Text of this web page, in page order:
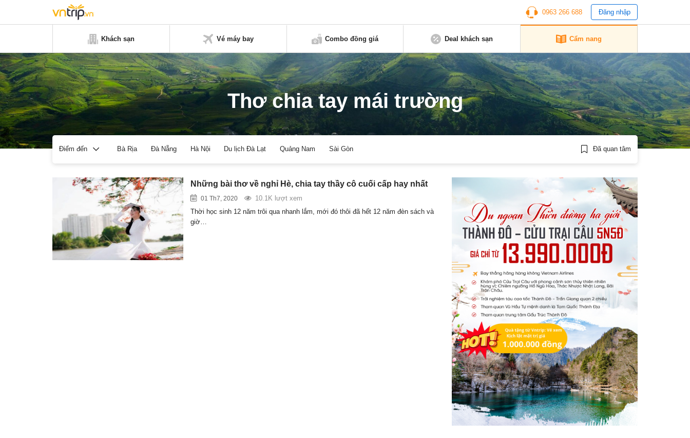
0963 266 688 Đăng nhập
Khách sạn Vé máy bay Combo đồng giá Deal khách sạn Cẩm nang
Thơ chia tay mái trường
Điểm đến Bà Rịa Đà Nẵng Hà Nội Du lịch Đà Lạt Quảng Nam Sài Gòn Đã quan tâm
Những bài thơ về nghỉ Hè, chia tay thầy cô cuối cấp hay nhất
01 Th7, 2020
10.1K lượt xem
Thời học sinh 12 năm trôi qua nhanh lắm, mới đó thôi đã hết 12 năm đèn sách và
giờ…